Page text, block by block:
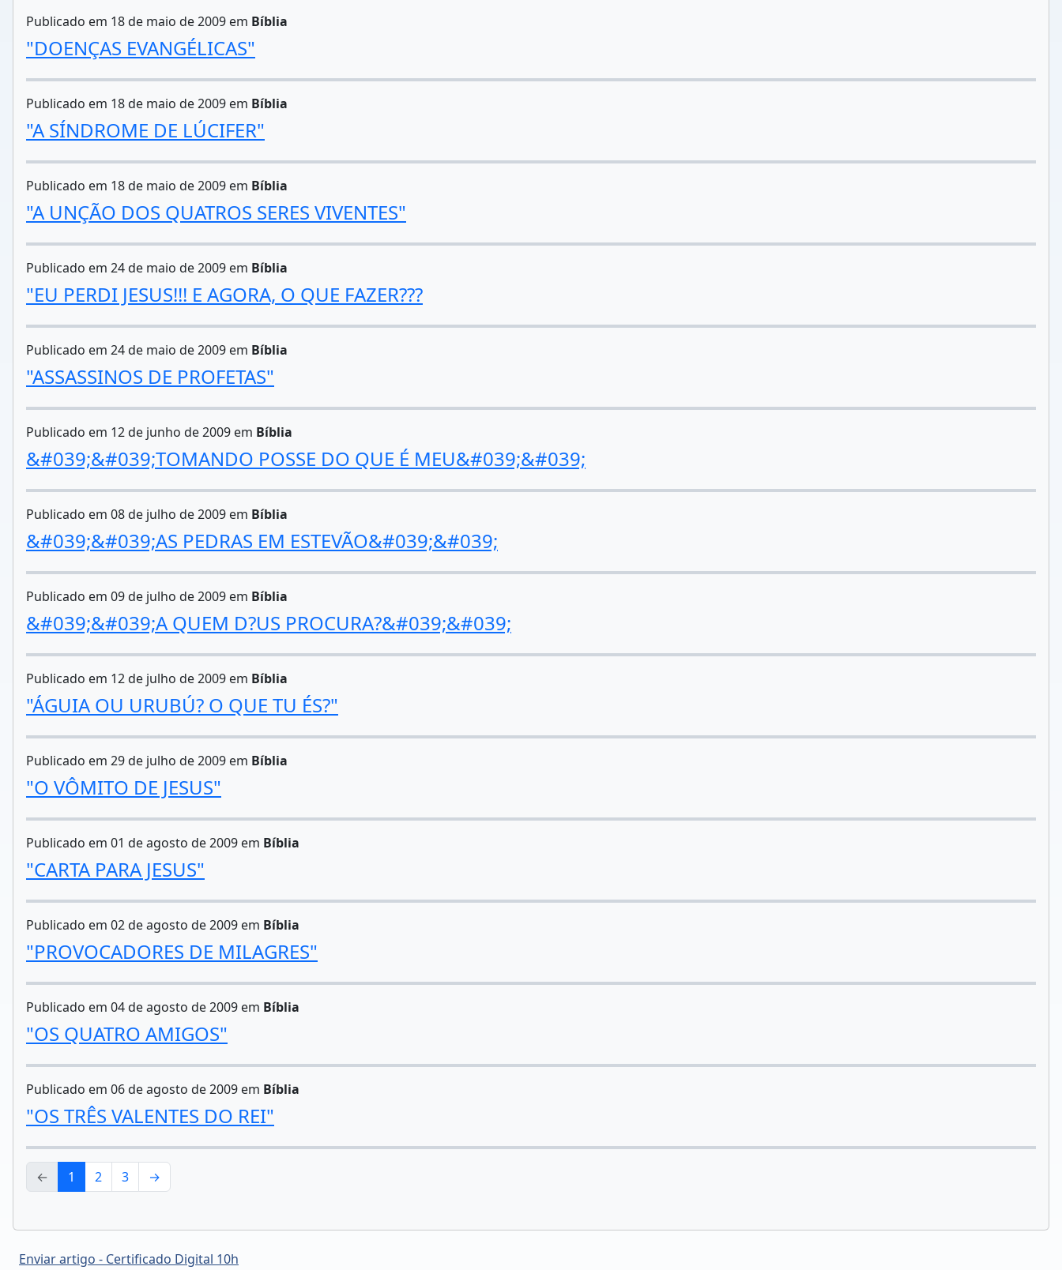
Publicado em 18 de maio de 2009 em Bíblia
"DOENÇAS EVANGÉLICAS"
Publicado em 18 de maio de 2009 em Bíblia
"A SÍNDROME DE LÚCIFER"
Publicado em 18 de maio de 2009 em Bíblia
"A UNÇÃO DOS QUATROS SERES VIVENTES"
Publicado em 24 de maio de 2009 em Bíblia
"EU PERDI JESUS!!! E AGORA, O QUE FAZER???
Publicado em 24 de maio de 2009 em Bíblia
"ASSASSINOS DE PROFETAS"
Publicado em 12 de junho de 2009 em Bíblia
&#039;&#039;TOMANDO POSSE DO QUE É MEU&#039;&#039;
Publicado em 08 de julho de 2009 em Bíblia
&#039;&#039;AS PEDRAS EM ESTEVÃO&#039;&#039;
Publicado em 09 de julho de 2009 em Bíblia
&#039;&#039;A QUEM D?US PROCURA?&#039;&#039;
Publicado em 12 de julho de 2009 em Bíblia
"ÁGUIA OU URUBÚ? O QUE TU ÉS?"
Publicado em 29 de julho de 2009 em Bíblia
"O VÔMITO DE JESUS"
Publicado em 01 de agosto de 2009 em Bíblia
"CARTA PARA JESUS"
Publicado em 02 de agosto de 2009 em Bíblia
"PROVOCADORES DE MILAGRES"
Publicado em 04 de agosto de 2009 em Bíblia
"OS QUATRO AMIGOS"
Publicado em 06 de agosto de 2009 em Bíblia
"OS TRÊS VALENTES DO REI"
← 1 2 3 →
Enviar artigo - Certificado Digital 10h